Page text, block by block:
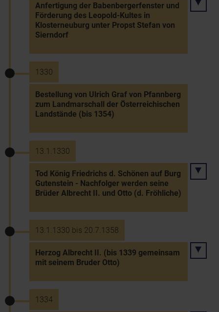
Anfertigung der Babenbergerfenster und
Förderung des Leopold-Kultes in
Klosterneuburg unter Propst Stefan von
Sierndorf
1330
Bestellung von Ulrich Graf von Pfannberg
zum Landmarschall der Österreichischen
Landstände (bis 1354)
13.1.1330
Tod König Friedrichs d. Schönen auf Burg
Gutenstein - Nachfolger werden seine
Brüder Albrecht II. und Otto (d. Fröhliche)
13.1.1330 bis 20.7.1358
Herzog Albrecht II. (bis 1339 gemeinsam
mit seinem Bruder Otto)
1334